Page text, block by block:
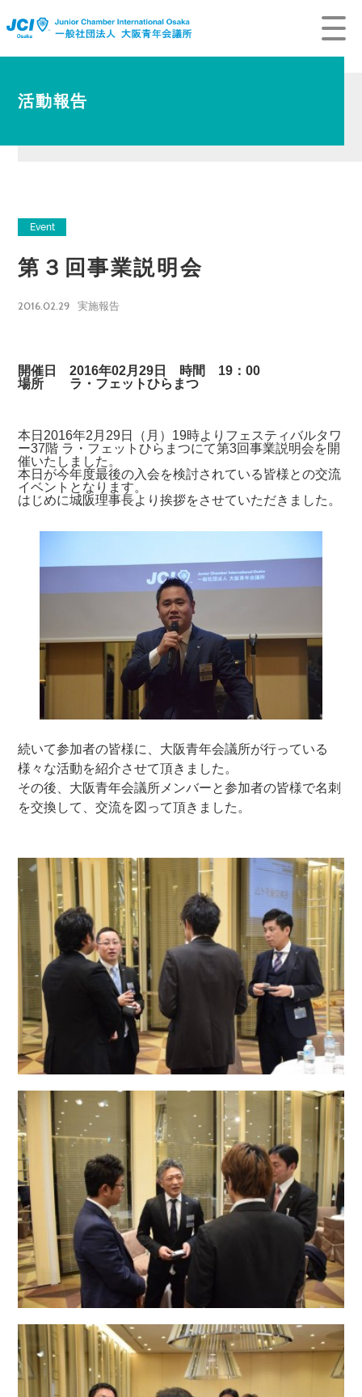
活動報告
Event
第３回事業説明会
2016.02.29 実施報告
開催日 2016年02月29日 時間 19：00
場所 ラ・フェットひらまつ
本日2016年2月29日（月）19時よりフェスティバルタワ
ー37階 ラ・フェットひらまつにて第3回事業説明会を開
催いたしました。
本日が今年度最後の入会を検討されている皆様との交流
イベントとなります。
はじめに城阪理事長より挨拶をさせていただきました。
続いて参加者の皆様に、大阪青年会議所が行っている
様々な活動を紹介させて頂きました。
その後、大阪青年会議所メンバーと参加者の皆様で名刺
を交換して、交流を図って頂きました。